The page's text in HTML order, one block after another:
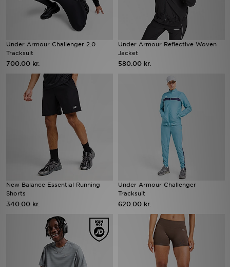
Under Armour Challenger 2.0
Tracksuit
700.00 kr.
Under Armour Reflective Woven
Jacket
580.00 kr.
New Balance Essential Running
Shorts
340.00 kr.
Under Armour Challenger
Tracksuit
620.00 kr.
Hjælp & information